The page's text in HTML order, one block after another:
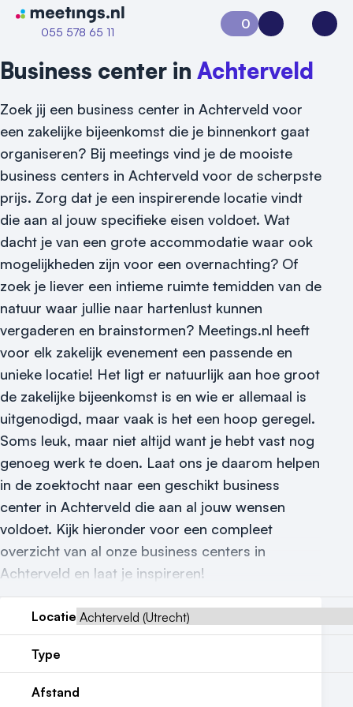
Naar home van Meetings
055 578 65 11
Vraag locatie aan
Locatiegids
Meld locatie aan
Nieuws
Reviews (5⭐️)
0
Aanvraag 0Inloggen
Business center in Achterveld
Zoek jij een business center in Achterveld voor
een zakelijke bijeenkomst die je binnenkort gaat
organiseren? Bij meetings vind je de mooiste
business centers in Achterveld voor de scherpste
prijs. Zorg dat je een inspirerende locatie vindt
die aan al jouw specifieke eisen voldoet. Wat
dacht je van een grote accommodatie waar ook
mogelijkheden zijn voor een overnachting? Of
zoek je liever een intieme ruimte temidden van de
natuur waar jullie naar hartenlust kunnen
vergaderen en brainstormen? Meetings.nl heeft
voor elk zakelijk evenement een passende en
unieke locatie! Het ligt er natuurlijk aan hoe groot
de zakelijke bijeenkomst is en wie er allemaal is
uitgenodigd, maar vaak is het een hoop geregel.
Soms leuk, maar niet altijd want je hebt vast nog
genoeg werk te doen. Laat ons je daarom helpen
in de zoektocht naar een geschikt business
center in Achterveld die aan al jouw wensen
voldoet. Kijk hieronder voor een compleet
overzicht van al onze business centers in
Achterveld en laat je inspireren!
Locatie
Type
Afstand